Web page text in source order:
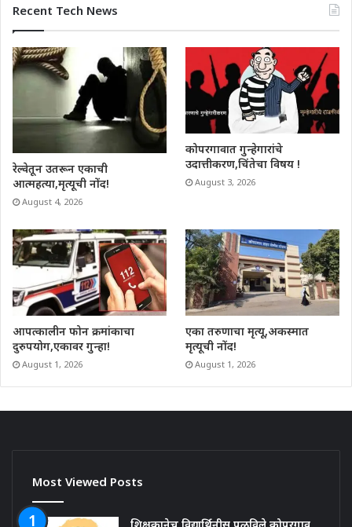
Recent Tech News
रेल्वेतून उतरून एकाची
आत्महत्या,मृत्यूची नोंद!
August 4, 2026
कोपरगावात गुन्हेगारांचे
उदात्तीकरण,चिंतेचा विषय !
August 3, 2026
आपत्कालीन फोन क्रमांकाचा
दुरुपयोग,एकावर गुन्हा!
August 1, 2026
एका तरुणाचा मृत्यू,अकस्मात
मृत्यूची नोंद!
August 1, 2026
Most Viewed Posts